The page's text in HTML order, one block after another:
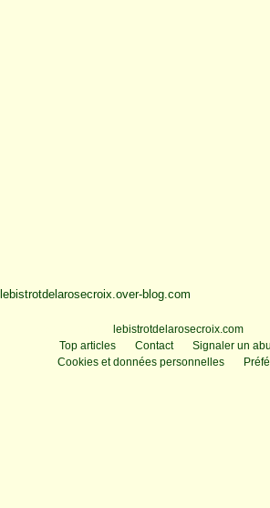
lebistrotdelarosecroix.over-blog.com
lebistrotdelarosecroix.com
Top articles
Contact Signaler un
Cookies et données personnelles